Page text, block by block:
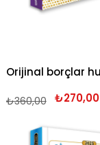
₺270,00
₺360,00